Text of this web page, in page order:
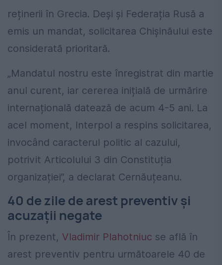
reținerii în Grecia. Deși și Federația Rusă a
emis un mandat, solicitarea Chișinăului este
considerată prioritară.
„Mandatul nostru este înregistrat din martie
anul curent, iar cererea inițială de urmărire
internațională datează de acum 4-5 ani. La
acel moment, Interpol a respins solicitarea,
invocând caracterul politic al cazului,
potrivit Articolului 3 din Constituția
organizației”, a declarat Cernăuțeanu.
40 de zile de arest preventiv și
acuzații negate
În prezent, Vladimir Plahotniuc se află în
arest preventiv pentru următoarele 40 de